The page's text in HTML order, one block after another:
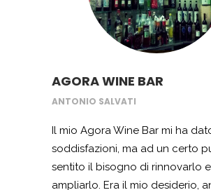
AGORA WINE BAR
ANTONIO SALVATI
Il mio Agora Wine Bar mi ha
soddisfazioni, ma ad un certo
sentito il bisogno di rinnovarlo
ampliarlo. Era il mio desiderio,